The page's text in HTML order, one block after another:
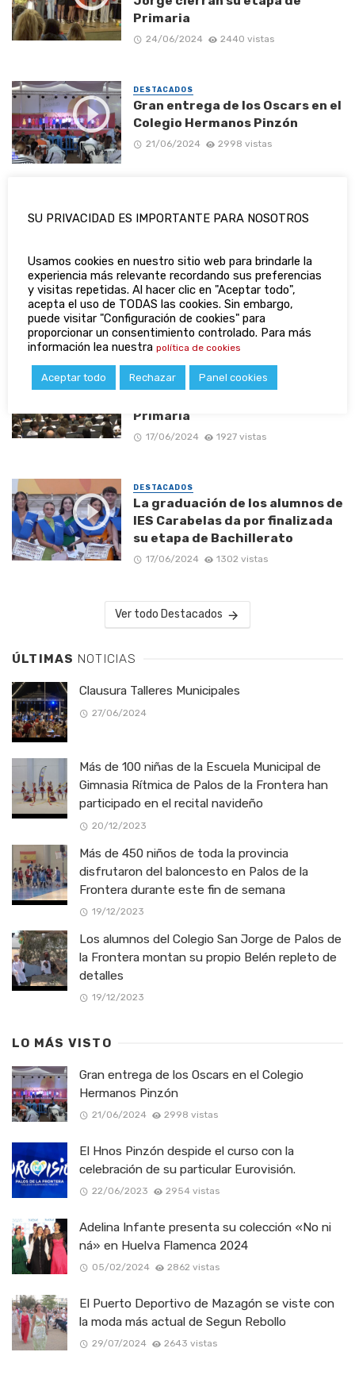
Primaria
24/06/2024 2440 vistas
DESTACADOS
Gran entrega de los Oscars en el
Colegio Hermanos Pinzón
21/06/2024 2998 vistas
MÁS DE DESTACADOS
Graduados los alumnos de
Infantil del CEIP San Jorge
20/06/2024 2506 vistas
DESTACADOS
El CEIP Hermanos Pinzón gradúa
Primaria
17/06/2024 1927 vistas
DESTACADOS
La graduación de los alumnos de
IES Carabelas da por finalizada
su etapa de Bachillerato
17/06/2024 1302 vistas
Ver todo Destacados
ÚLTIMAS NOTICIAS
Clausura Talleres Municipales
27/06/2024
Más de 100 niñas de la Escuela Municipal de
Gimnasia Rítmica de Palos de la Frontera han
participado en el recital navideño
20/12/2023
Más de 450 niños de toda la provincia
disfrutaron del baloncesto en Palos de la
Frontera durante este fin de semana
19/12/2023
Los alumnos del Colegio San Jorge de Palos de
la Frontera montan su propio Belén repleto de
detalles
19/12/2023
LO MÁS VISTO
Gran entrega de los Oscars en el Colegio
Hermanos Pinzón
21/06/2024 2998 vistas
El Hnos Pinzón despide el curso con la
celebración de su particular Eurovisión.
22/06/2023 2954 vistas
Adelina Infante presenta su colección «No ni
ná» en Huelva Flamenca 2024
05/02/2024 2862 vistas
El Puerto Deportivo de Mazagón se viste con
la moda más actual de Segun Rebollo
29/07/2024 2643 vistas
SU PRIVACIDAD ES IMPORTANTE PARA NOSOTROS
Usamos cookies en nuestro sitio web para brindarle la
experiencia más relevante recordando sus preferencias
y visitas repetidas. Al hacer clic en "Aceptar todo",
acepta el uso de TODAS las cookies. Sin embargo,
puede visitar "Configuración de cookies" para
proporcionar un consentimiento controlado. Para más
información lea nuestra política de cookies
Aceptar todo Rechazar Panel cookies